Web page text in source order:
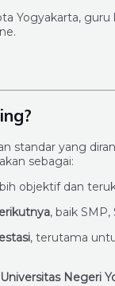
Yogyakarta,
standar yang
sebagai:
objektif dan
, baik
, terutama
Negeri